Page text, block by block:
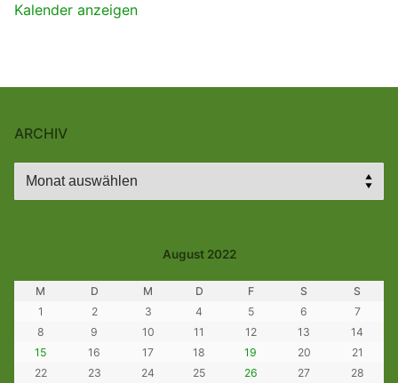
Kalender anzeigen
ARCHIV
Archiv
August 2022
M D M D F S
S
1
2 3 4 5 6
7
8
9 10 11 12 13
14
15
16 17 18 19 20
21
22
23 24 25 26 27 28